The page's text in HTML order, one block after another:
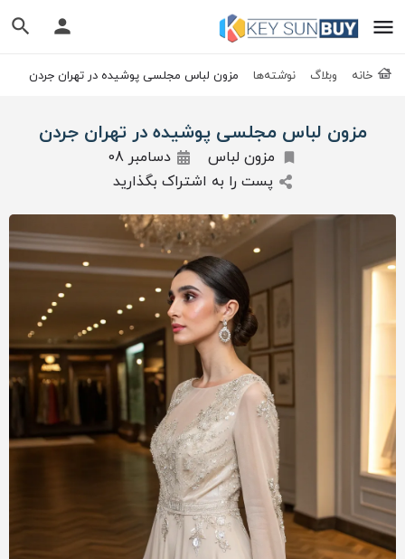
خانه وبلاگ نوشته‌ها مزون لباس مجلسی پوشیده در تهران جردن
مزون لباس مجلسی پوشیده در تهران جردن
مزون لباس
دسامبر 08
پست را به اشتراک بگذارید